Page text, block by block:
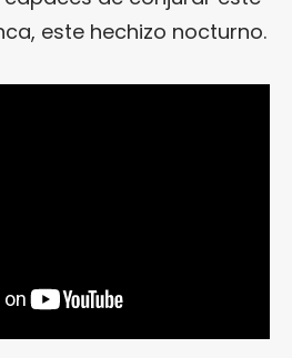
este hechizo nocturno.